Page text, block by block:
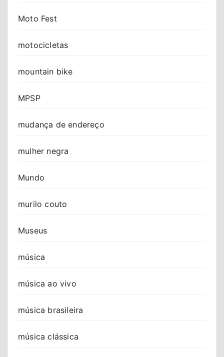
Moto Fest
motocicletas
mountain bike
MPSP
mudança de endereço
mulher negra
Mundo
murilo couto
Museus
música
música ao vivo
música brasileira
música clássica